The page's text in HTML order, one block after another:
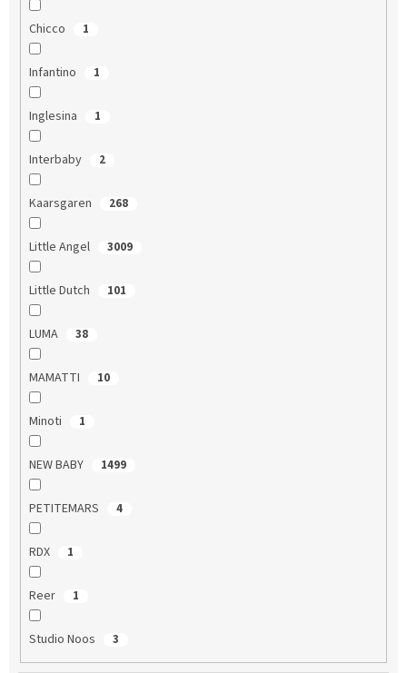
Chicco 1
Infantino 1
Inglesina 1
Interbaby 2
Kaarsgaren 268
Little Angel 3009
Little Dutch 101
LUMA 38
MAMATTI 10
Minoti 1
NEW BABY 1499
PETITEMARS 4
RDX 1
Reer 1
Studio Noos 3